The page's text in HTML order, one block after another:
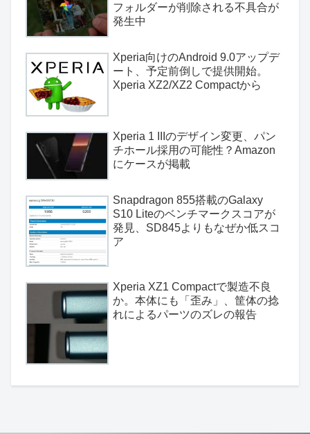
フォルダーが削除される不具合が
発生中
Xperia向けのAndroid 9.0アップデ
ート、予定前倒しで提供開始。
Xperia XZ2/XZ2 Compactから
Xperia 1 IIIのデザイン変更、パン
チホール採用の可能性？Amazon
にケースが掲載
Snapdragon 855搭載のGalaxy
S10 Liteのベンチマークスコアが
発見、SD845よりもなぜか低スコ
ア
Xperia XZ1 Compactで製造不良
か。本体にも「歪み」、筐体の捻
れによるパーツのズレの報告